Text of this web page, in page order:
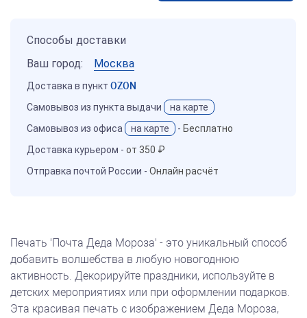
Способы доставки
Ваш город:
Москва
Доставка в пункт OZON
Самовывоз из пункта выдачи
на карте
Самовывоз из офиса
на карте - Бесплатно
Доставка курьером - от 350 ₽
Отправка почтой России - Онлайн расчёт
Печать 'Почта Деда Мороза' - это уникальный способ
добавить волшебства в любую новогоднюю
активность. Декорируйте праздники, используйте в
детских мероприятиях или при оформлении подарков.
Эта красивая печать с изображением Деда Мороза,